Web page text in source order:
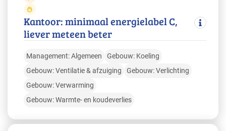
Kantoor: minimaal energielabel C,
liever meteen beter
Management: Algemeen
Gebouw: Koeling
Gebouw: Ventilatie & afzuiging
Gebouw: Verlichting
Gebouw: Verwarming
Gebouw: Warmte- en koudeverlies